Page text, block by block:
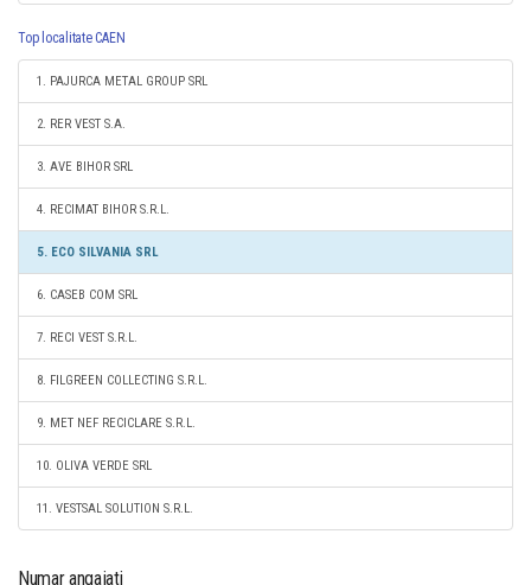
Top localitate CAEN
1. PAJURCA METAL GROUP SRL
2. RER VEST S.A.
3. AVE BIHOR SRL
4. RECIMAT BIHOR S.R.L.
5. ECO SILVANIA SRL
6. CASEB COM SRL
7. RECI VEST S.R.L.
8. FILGREEN COLLECTING S.R.L.
9. MET NEF RECICLARE S.R.L.
10. OLIVA VERDE SRL
11. VESTSAL SOLUTION S.R.L.
Numar angajati